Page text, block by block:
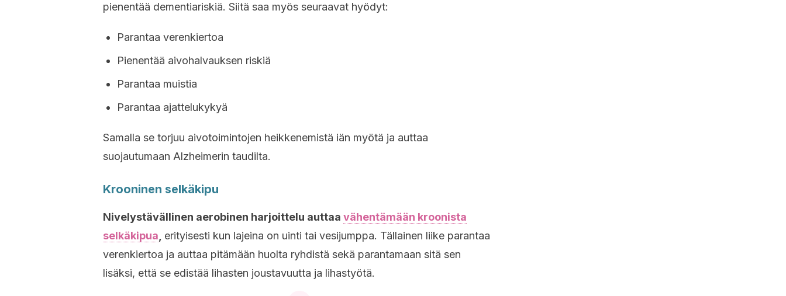
pienentää dementiariskiä. Siitä saa myös seuraavat hyödyt:
Parantaa verenkiertoa
Pienentää aivohalvauksen riskiä
Parantaa muistia
Parantaa ajattelukykyä
Samalla se torjuu aivotoimintojen heikkenemistä iän myötä ja auttaa
suojautumaan Alzheimerin taudilta.
Krooninen selkäkipu
Nivelystävällinen aerobinen harjoittelu auttaa vähentämään kroonista
selkäkipua erityisesti kun lajeina on uinti tai vesijumppa. Tällainen liike parantaa
verenkiertoa ja auttaa pitämään huolta ryhdistä sekä parantamaan sitä sen
lisäksi, että se edistää lihasten joustavuutta ja lihastyötä.